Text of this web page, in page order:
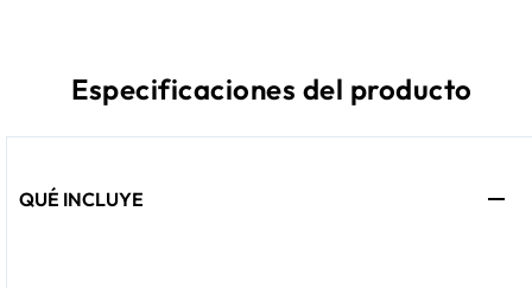
Especificaciones del producto
QUÉ INCLUYE